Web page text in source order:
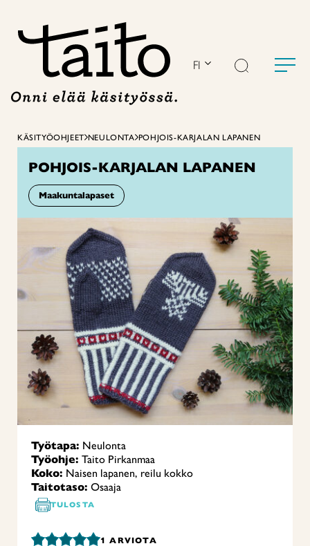
FI
KÄSITYÖOHJEET NEULONTA POHJOIS-KARJALAN LAPANEN
POHJOIS-KARJALAN LAPANEN
Maakuntalapaset
Työtapa: Neulonta
Työohje: Taito Pirkanmaa
Koko: Naisen lapanen, reilu kokko
Taitotaso: Osaaja
TULOSTA
1 ARVIOTA